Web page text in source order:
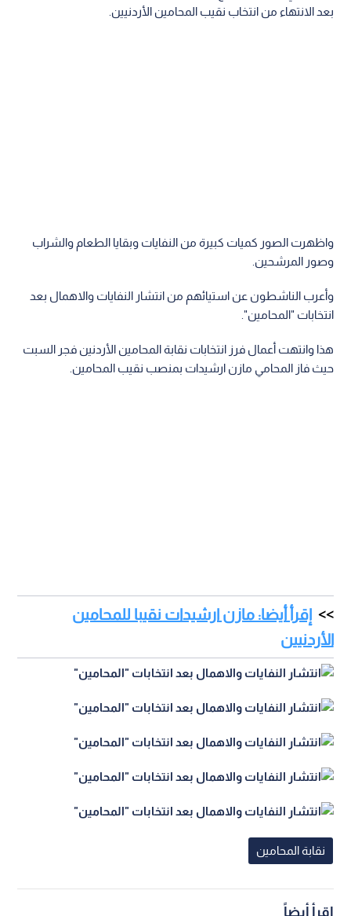
بعد الانتهاء من انتخاب نقيب المحامين الأردنيين.
واظهرت الصور كميات كبيرة من النفايات وبقايا الطعام والشراب
وصور المرشحين.
وأعرب الناشطون عن استيائهم من انتشار النفايات والاهمال بعد
انتخابات "المحامين".
هذا وانتهت أعمال فرز انتخابات نقابة المحامين الأردنين فجر السبت
حيث فاز المحامي مازن ارشيدات بمنصب نقيب المحامين.
إقرأ أيضا: مازن ارشيدات نقيبا للمحامين
الأردنيين
نقابة المحامين
اقرأ أيضاً